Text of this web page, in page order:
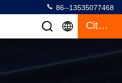
86--13535077468
Citazione